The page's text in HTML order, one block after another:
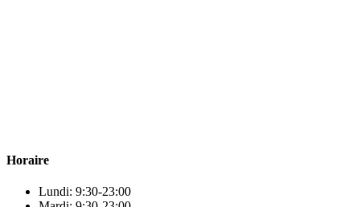
Horaire
Lundi: 9:30-23:00